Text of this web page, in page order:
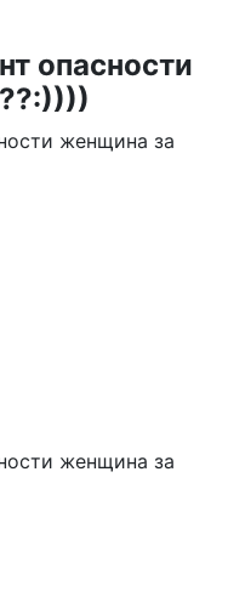
опасности